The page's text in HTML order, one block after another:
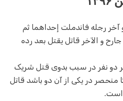
رجله فاندملت إحداهما ثم
و الآخر قاتل يقتل بعد رده
دو نفر در سبب بدوی قتل شریک
منحصر در یکی از آن دو باشد قاتل